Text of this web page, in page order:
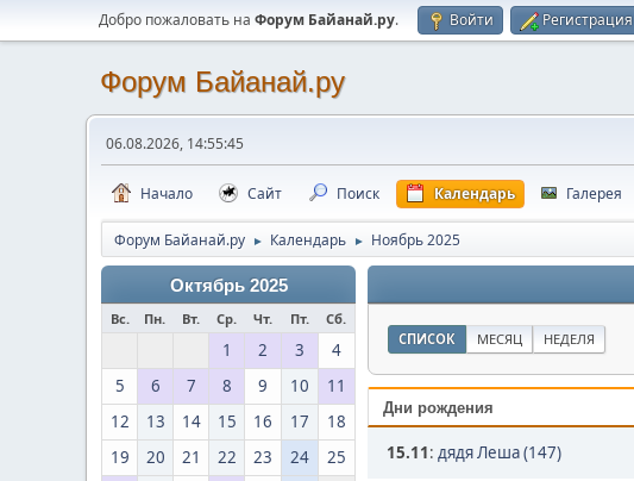
Добро пожаловать на Форум Байанай.ру. Войти Регистрация
Форум Байанай.ру
06.08.2026, 14:55:45
Начало Сайт Поиск Календарь Галерея
Форум Байанай.ру ► Календарь ► Ноябрь 2025
Октябрь 2025
Вс. Пн. Вт. Ср. Чт. Пт. Сб.
1 2 3
4
5
6 7 8 9 10
11
12
13 14 15 16 17
18
19
20 21 22 23 24
25
СПИСОК МЕСЯЦ НЕДЕЛЯ
Дни рождения
15.11: дядя Леша (147)